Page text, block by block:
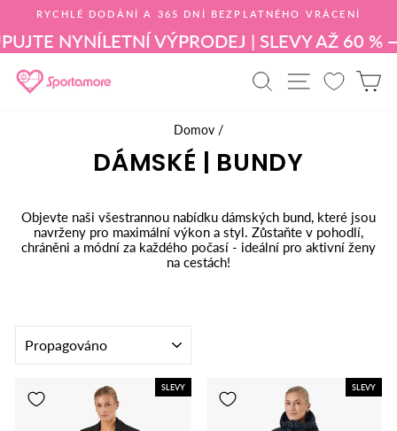
obsah
Pozastavit
prezentaci
RYCHLÉ DODÁNÍ A 365 DNÍ BEZPLATNÉHO VRÁCENÍ
NYNÍLETNÍ VÝPRODEJ | SLEVY AŽ 60 % —
Domov /
DÁMSKÉ | BUNDY
Objevte naši všestrannou nabídku dámských bund, které jsou
navrženy pro maximální výkon a styl. Zůstaňte v pohodlí,
chráněni a módní za každého počasí - ideální pro aktivní ženy
na cestách!
SEŘADIT
SLEVY SLEVY